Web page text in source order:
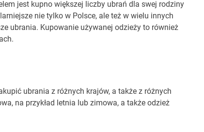
jest kupno większej liczby ubrań dla swej rodziny
nie tylko w Polsce, ale też w wielu innych
ubrania. Kupowanie używanej odzieży to również
ubrania z różnych krajów, a także z różnych
na przykład letnia lub zimowa, a także odzież